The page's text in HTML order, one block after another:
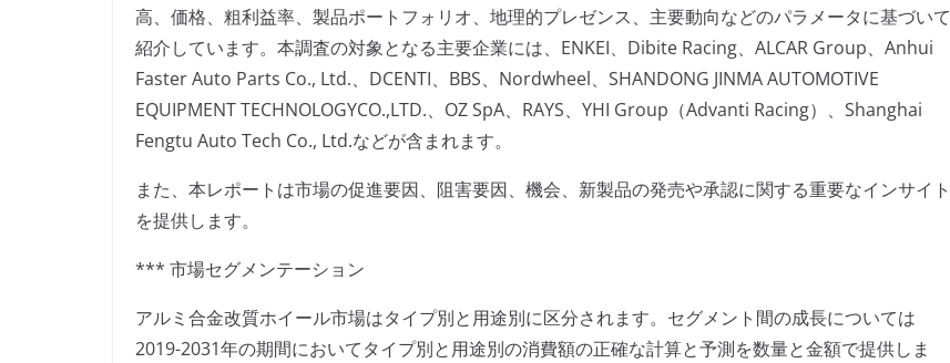
高、価格、粗利益率、製品ポートフォリオ、地理的プレゼンス、主要動向などのパラメータに基づいて
紹介しています。本調査の対象となる主要企業には、ENKEI、Dibite Racing、ALCAR Group、Anhui
Faster Auto Parts Co., Ltd.、DCENTI、BBS、Nordwheel、SHANDONG JINMA AUTOMOTIVE
EQUIPMENT TECHNOLOGYCO.,LTD.、OZ SpA、RAYS、YHI Group（Advanti Racing）、Shanghai
Fengtu Auto Tech Co., Ltd.などが含まれます。
また、本レポートは市場の促進要因、阻害要因、機会、新製品の発売や承認に関する重要なインサイト
を提供します。
*** 市場セグメンテーション
アルミ合金改質ホイール市場はタイプ別と用途別に区分されます。セグメント間の成長については
2019-2031年の期間においてタイプ別と用途別の消費額の正確な計算と予測を数量と金額で提供しま